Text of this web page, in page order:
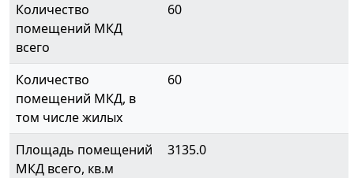
Количество
помещений МКД
всего
60
Количество
помещений МКД, в
том числе жилых
60
Площадь помещений
МКД всего, кв.м
3135.0